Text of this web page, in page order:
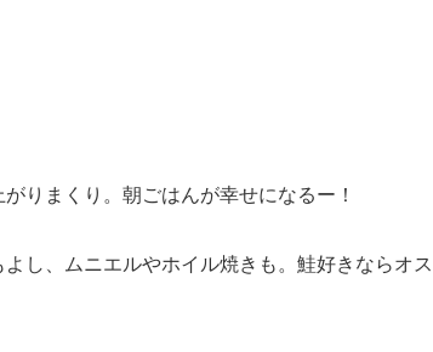
りまくり。朝ごはんが幸せになるー！
し、ムニエルやホイル焼きも。鮭好きならオス